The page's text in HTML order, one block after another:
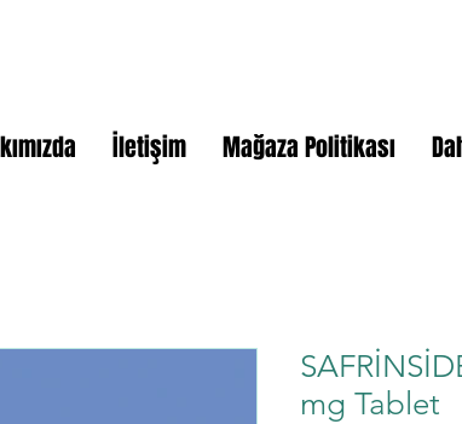
İletişim Mağaza Politikası
mg Tablet